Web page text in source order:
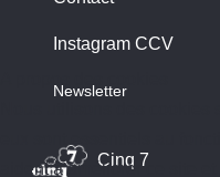
Instagram CCV
Newsletter
Cinq 7
aident à améliorer ce site